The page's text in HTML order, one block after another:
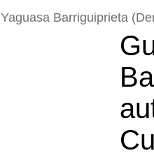
Yaguasa Barriguiprieta